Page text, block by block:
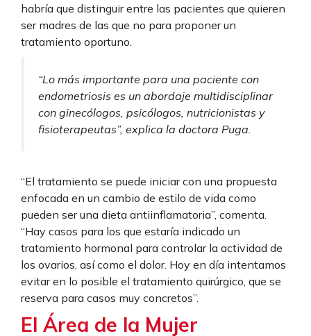
habría que distinguir entre las pacientes que quieren
ser madres de las que no para proponer un
tratamiento oportuno.
“Lo más importante para una paciente con
endometriosis es un abordaje multidisciplinar
con ginecólogos, psicólogos, nutricionistas y
fisioterapeutas”, explica la doctora Puga.
“El tratamiento se puede iniciar con una propuesta
enfocada en un cambio de estilo de vida como
pueden ser una dieta antiinflamatoria”, comenta.
“Hay casos para los que estaría indicado un
tratamiento hormonal para controlar la actividad de
los ovarios, así como el dolor. Hoy en día intentamos
evitar en lo posible el tratamiento quirúrgico, que se
reserva para casos muy concretos”.
El Área de la Mujer